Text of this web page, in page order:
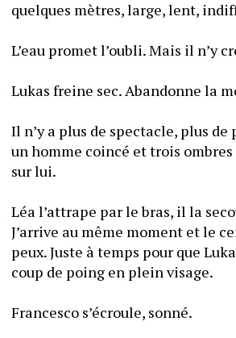
L’eau promet l’oubli. Mais il n’y
Il n’y a plus de spectacle, plus de
un homme coincé et trois
sur lui.
Léa l’attrape par le bras, il la
J’arrive au même moment et le
peux. Juste à temps pour que
Francesco s’écroule, sonné.